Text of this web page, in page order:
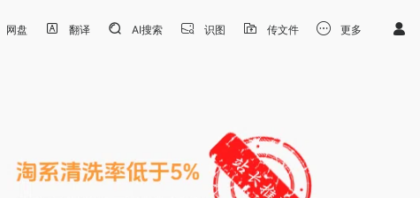
网盘 翻译 AI搜索 识图 传文件 更多